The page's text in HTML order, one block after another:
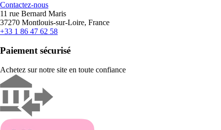
Contactez-nous
11 rue Bernard Maris
37270 Montlouis-sur-Loire, France
+33 1 86 47 62 58
Paiement sécurisé
Achetez sur notre site en toute confiance